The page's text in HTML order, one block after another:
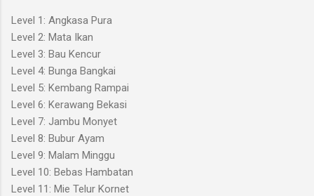
Level 1: Angkasa Pura
Level 2: Mata Ikan
Level 3: Bau Kencur
Level 4: Bunga Bangkai
Level 5: Kembang Rampai
Level 6: Kerawang Bekasi
Level 7: Jambu Monyet
Level 8: Bubur Ayam
Level 9: Malam Minggu
Level 10: Bebas Hambatan
Level 11: Mie Telur Kornet